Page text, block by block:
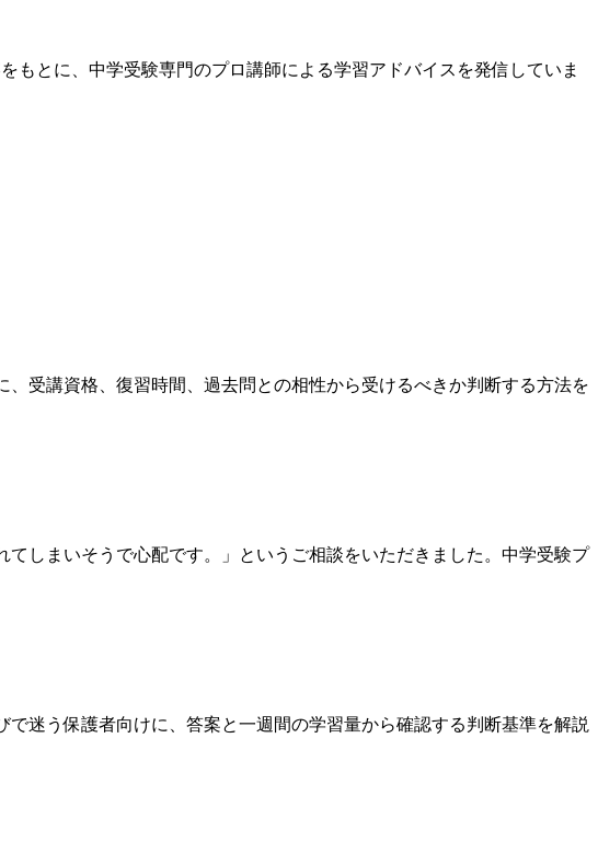
もとに、中学受験専門のプロ講師による学習アドバイスを発信していま
受講資格、復習時間、過去問との相性から受けるべきか判断する方法を
しまいそうで心配です。」というご相談をいただきました。中学受験プ
迷う保護者向けに、答案と一週間の学習量から確認する判断基準を解説